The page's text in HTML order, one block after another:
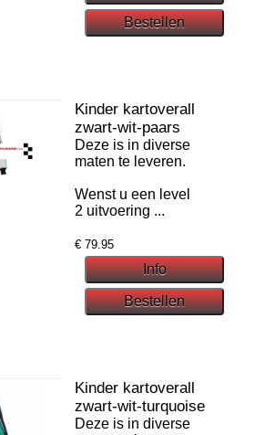
Kinder kartoverall
zwart-wit-paars
Deze is in diverse
maten te leveren.
Wenst u een level
2 uitvoering ...
€ 79.95
Kinder kartoverall
zwart-wit-turquoise
Deze is in diverse